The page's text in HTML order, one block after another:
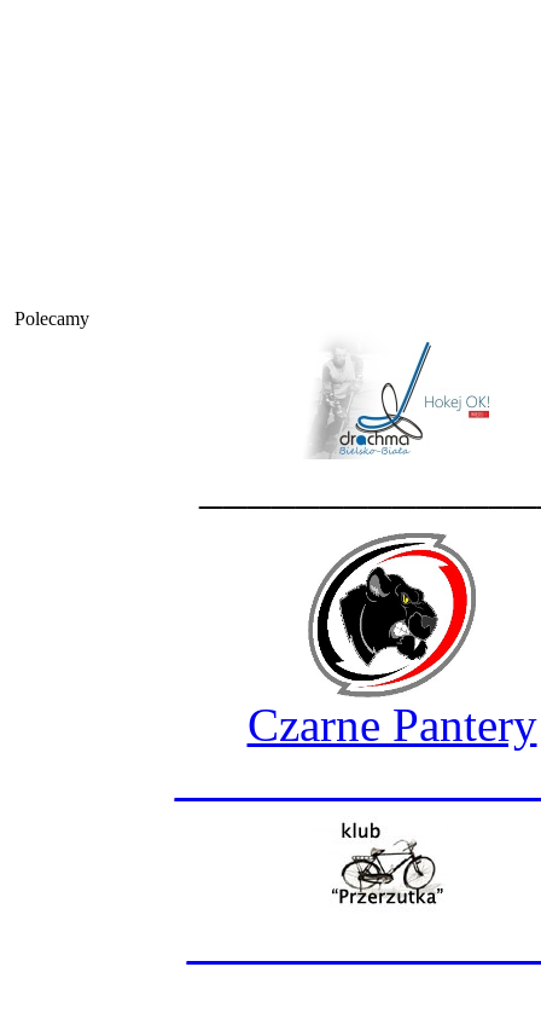
Polecamy
Czarne Pantery